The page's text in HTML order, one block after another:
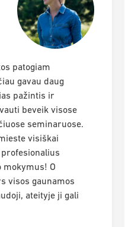
patogiam
gavau daug
pažintis ir
beveik visose
seminaruose.
visiškai
mokymus! O
visos gaunamos
ateityje ji gali